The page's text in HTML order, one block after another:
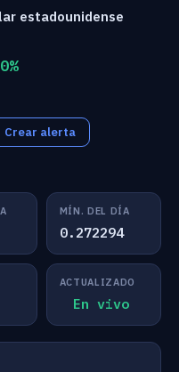
estadounidense
Crear alerta
MÍN. DEL DÍA
0.272294
ACTUALIZADO
En vivo